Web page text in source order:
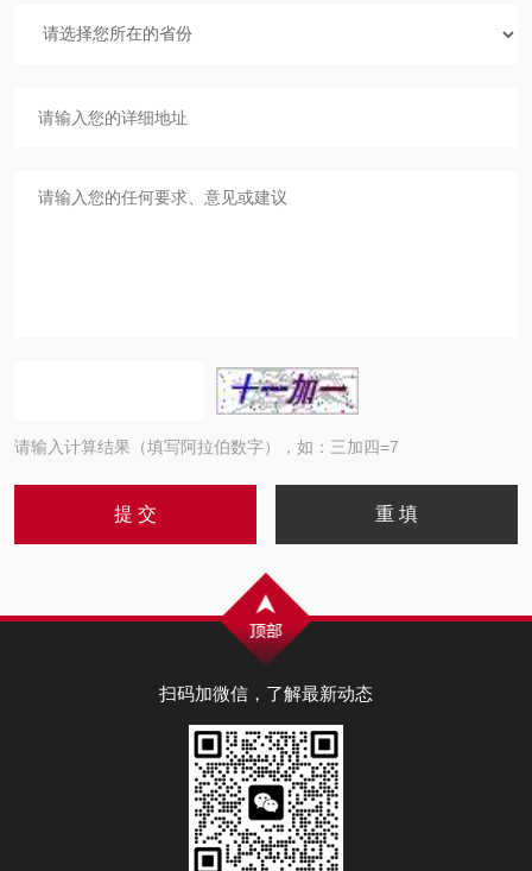
请输入计算结果（填写阿拉伯数字），如：三加四=7
扫码加微信，了解最新动态